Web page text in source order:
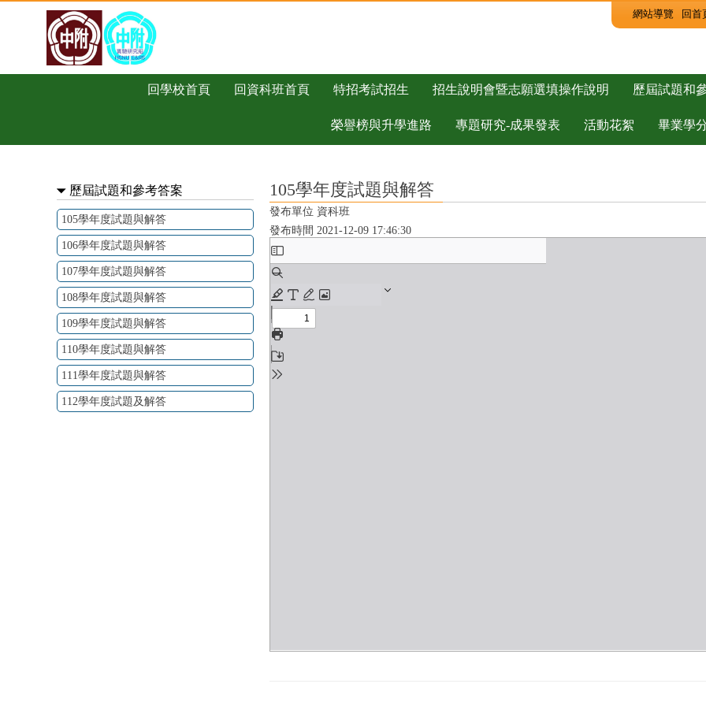
跳過上區塊
網站導覽 回首
105學年度試題與解答 - 資科班 - 國立臺灣師範大學附屬高級中學
回學校首頁 回資科班首頁 特招考試招生 招生說明會暨志願選填操作說明 歷屆試題和
榮譽榜與升學進路 專題研究-成果發表 活動花絮
畢業學
歷屆試題和參考答案
105學年度試題與解答
106學年度試題與解答
107學年度試題與解答
108學年度試題與解答
109學年度試題與解答
110學年度試題與解答
111學年度試題與解答
112學年度試題及解答
105學年度試題與解答
發布單位 資科班
發布時間 2021-12-09 17:46:30